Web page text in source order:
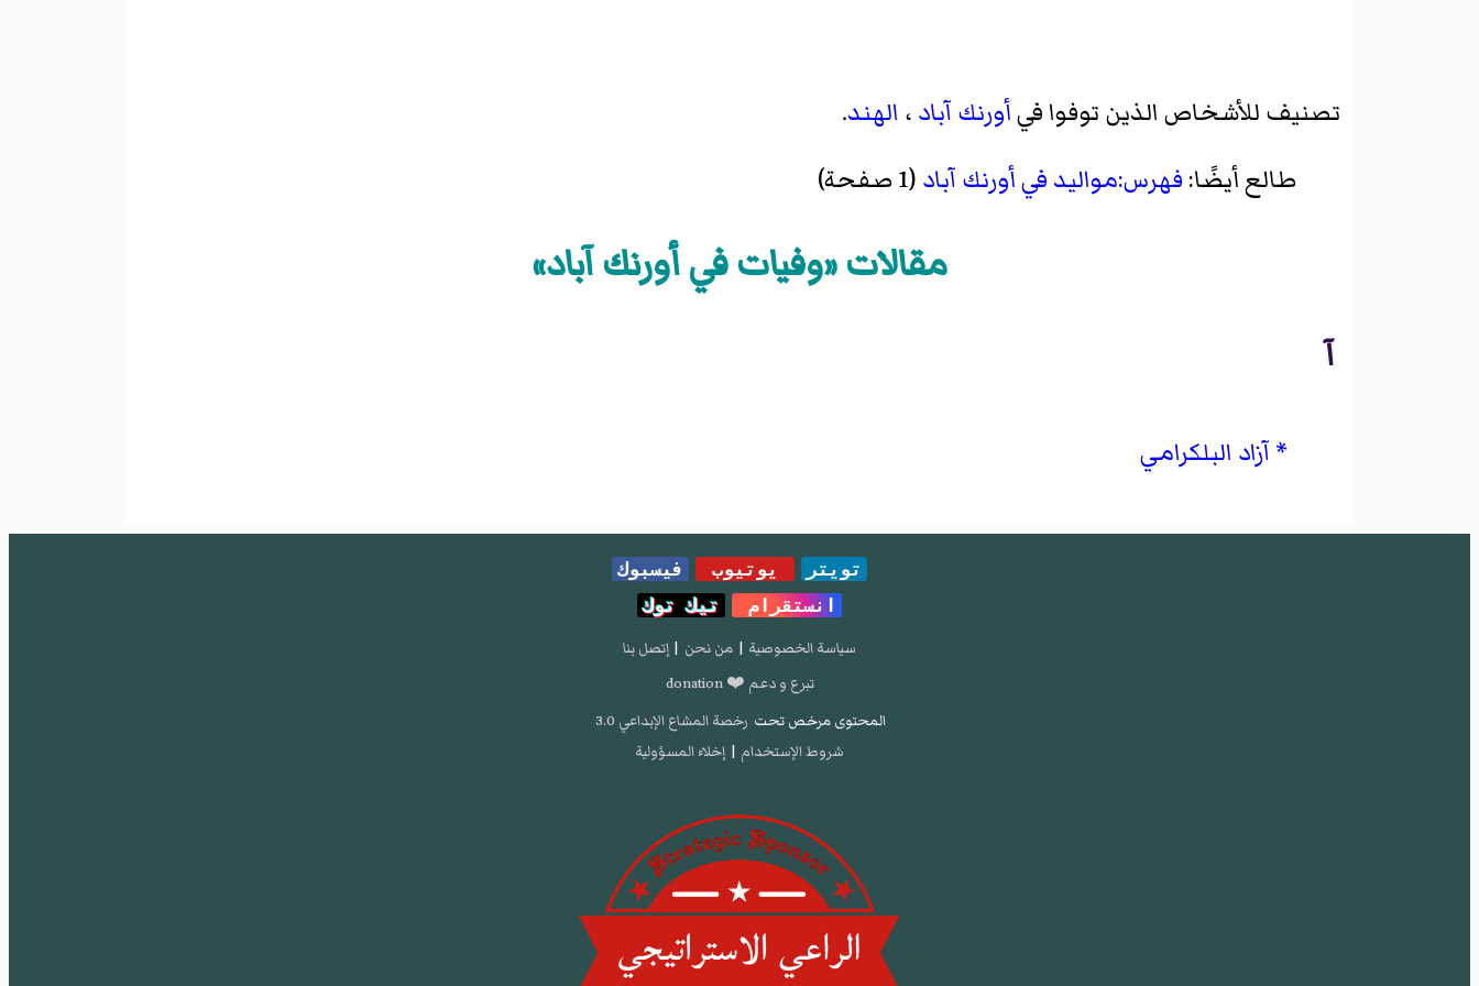
تصنيف للأشخاص الذين توفوا فيأورنك آباد ، الهند.
طالع أيضًا: فهرس:مواليد في أورنك آباد (1 صفحة)
مقالات «وفيات في أورنك آباد»
آ
آزاد البلكرامي
تويتر يوتيوب
فيسبوك
انستقرام
تيك توك
سياسة الخصوصية | من نحن | إتصل بنا
تبرع و دعم ❤️ donation
المحتوى مرخص تحت رخصة المشاع الإبداعي 3.0
شروط الإستخدام | إخلاء المسؤولية